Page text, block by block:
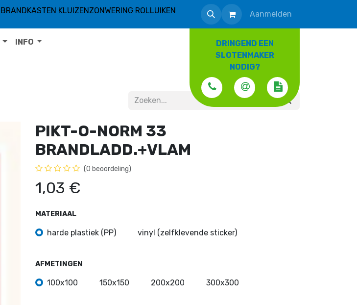
BRANDKASTEN KLUIZENZONWERING ROLLUIKEN Aanmelden
DRINGEND EEN
SLOTENMAKER
NODIG?
INFO
PIKT-O-NORM 33
BRANDLADD.+VLAM
(0 beoordeling)
1,03 €
MATERIAAL
harde plastiek (PP) vinyl (zelfklevende sticker)
AFMETINGEN
100x100 150x150 200x200 300x300